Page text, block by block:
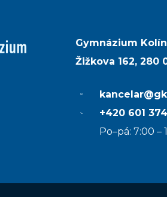
Gymnázium Kolín
Žižkova 162, 280
+420 601
Po–pá: 7:00 –